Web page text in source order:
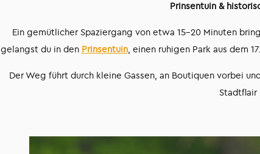
Prinsentuin &
Ein gemütlicher Spaziergang von etwa 15–20 Minuten
gelangst du in den Prinsentuin, einen ruhigen Park aus dem
Der Weg führt durch kleine Gassen, an Boutiquen vorbei
Stadtflair